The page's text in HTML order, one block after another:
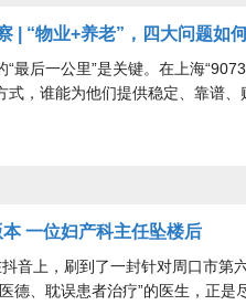
| “物业+养老”，四大问题如
最后一公里”是关键。在上海
式，谁能为他们提供稳定、靠谱、
一位妇产科主任坠楼后
音上，刷到了一封针对周口市第
德、耽误患者治疗”的医生，正是